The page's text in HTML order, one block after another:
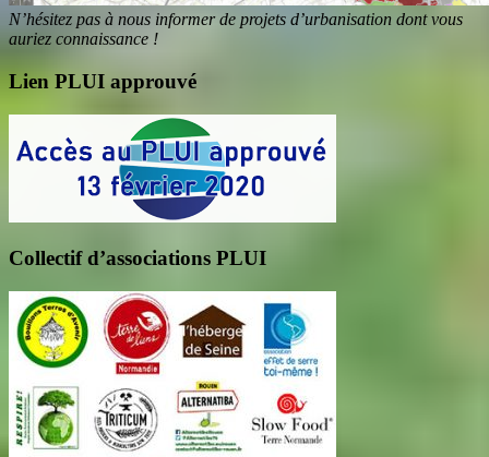
N’hésitez pas à nous informer de projets d’urbanisation dont vous
auriez connaissance !
Lien PLUI approuvé
Collectif d’associations PLUI